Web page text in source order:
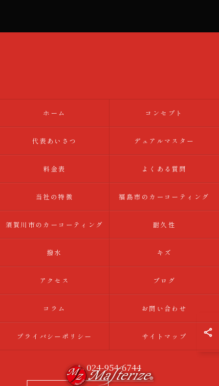
きにつきましては、お電話でお問合せ下さい。
024-954-6744
ホーム コンセプト
代表あいさつ デュアルマスター
料金表 よくある質問
当社の特徴 福島市のカーコーティング
須賀川市のカーコーティング 耐久性
撥水 キズ
アクセス ブログ
コラム お問い合わせ
プライバシーポリシー サイトマップ